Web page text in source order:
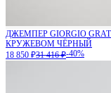
ДЖЕМПЕР GIORGIO
КРУЖЕВОМ ЧЁРНЫЙ
18 850 ₽31 416 ₽-40%